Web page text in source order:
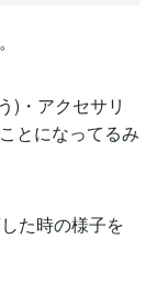
)・アクセサリ
とになってるみ
た時の様子を